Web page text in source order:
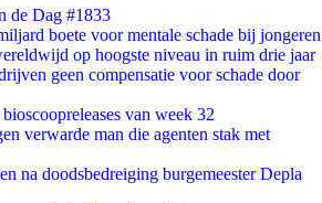
de Dag #1833
boete voor mentale schade bij jongeren
op hoogste niveau in ruim drie jaar
geen compensatie voor schade door
van week 32
verwarde man die agenten stak met
na doodsbedreiging burgemeester Depla